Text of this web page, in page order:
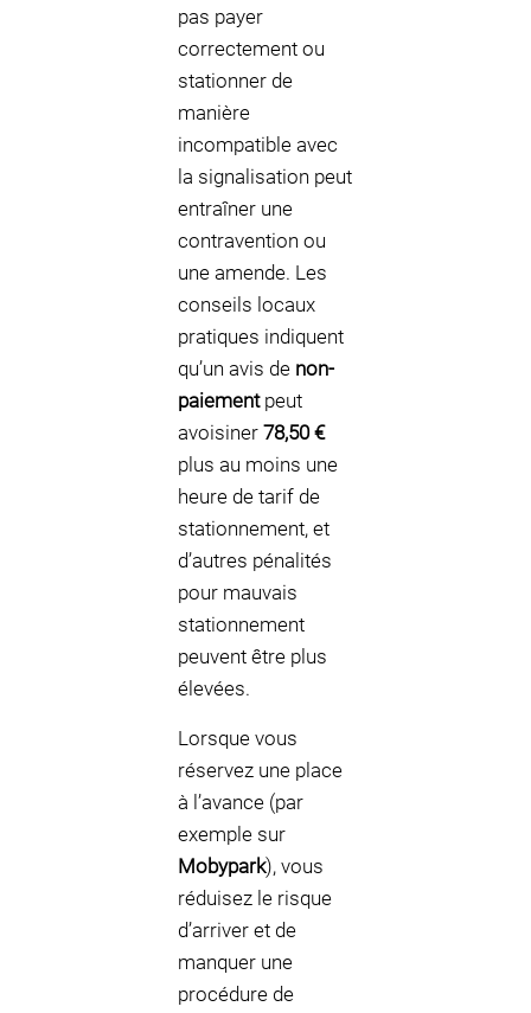
pas payer
correctement ou
stationner de
manière
incompatible avec
la signalisation peut
entraîner une
contravention ou
une amende. Les
conseils locaux
pratiques indiquent
qu’un avis de non-
paiementpeut
avoisiner 78,50 €
plus au moins une
heure de tarif de
stationnement, et
d’autres pénalités
pour mauvais
stationnement
peuvent être plus
élevées.
Lorsque vous
réservez une place
à l’avance (par
exemple sur
Mobypark), vous
réduisez le risque
d’arriver et de
manquer une
procédure de